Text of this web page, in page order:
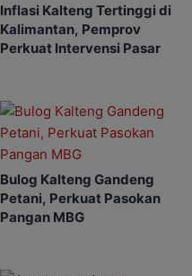
Inflasi Kalteng Tertinggi di
Kalimantan, Pemprov
Perkuat Intervensi Pasar
Bulog Kalteng Gandeng
Petani, Perkuat Pasokan
Pangan MBG